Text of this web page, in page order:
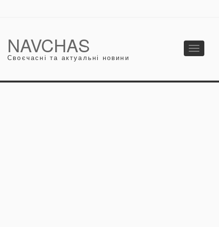
NAVCHAS
Своєчасні та актуальні новини
Toggle